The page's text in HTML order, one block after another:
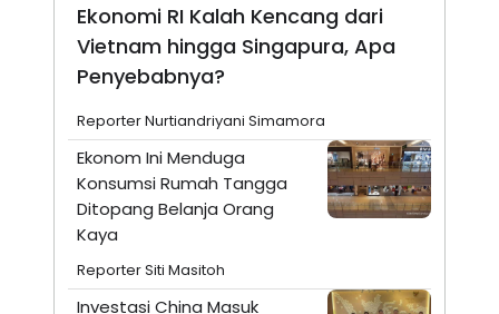
Ekonomi RI Kalah Kencang dari
Vietnam hingga Singapura, Apa
Penyebabnya?
Reporter Nurtiandriyani Simamora
Ekonom Ini Menduga
Konsumsi Rumah Tangga
Ditopang Belanja Orang
Kaya
Reporter Siti Masitoh
Investasi China Masuk